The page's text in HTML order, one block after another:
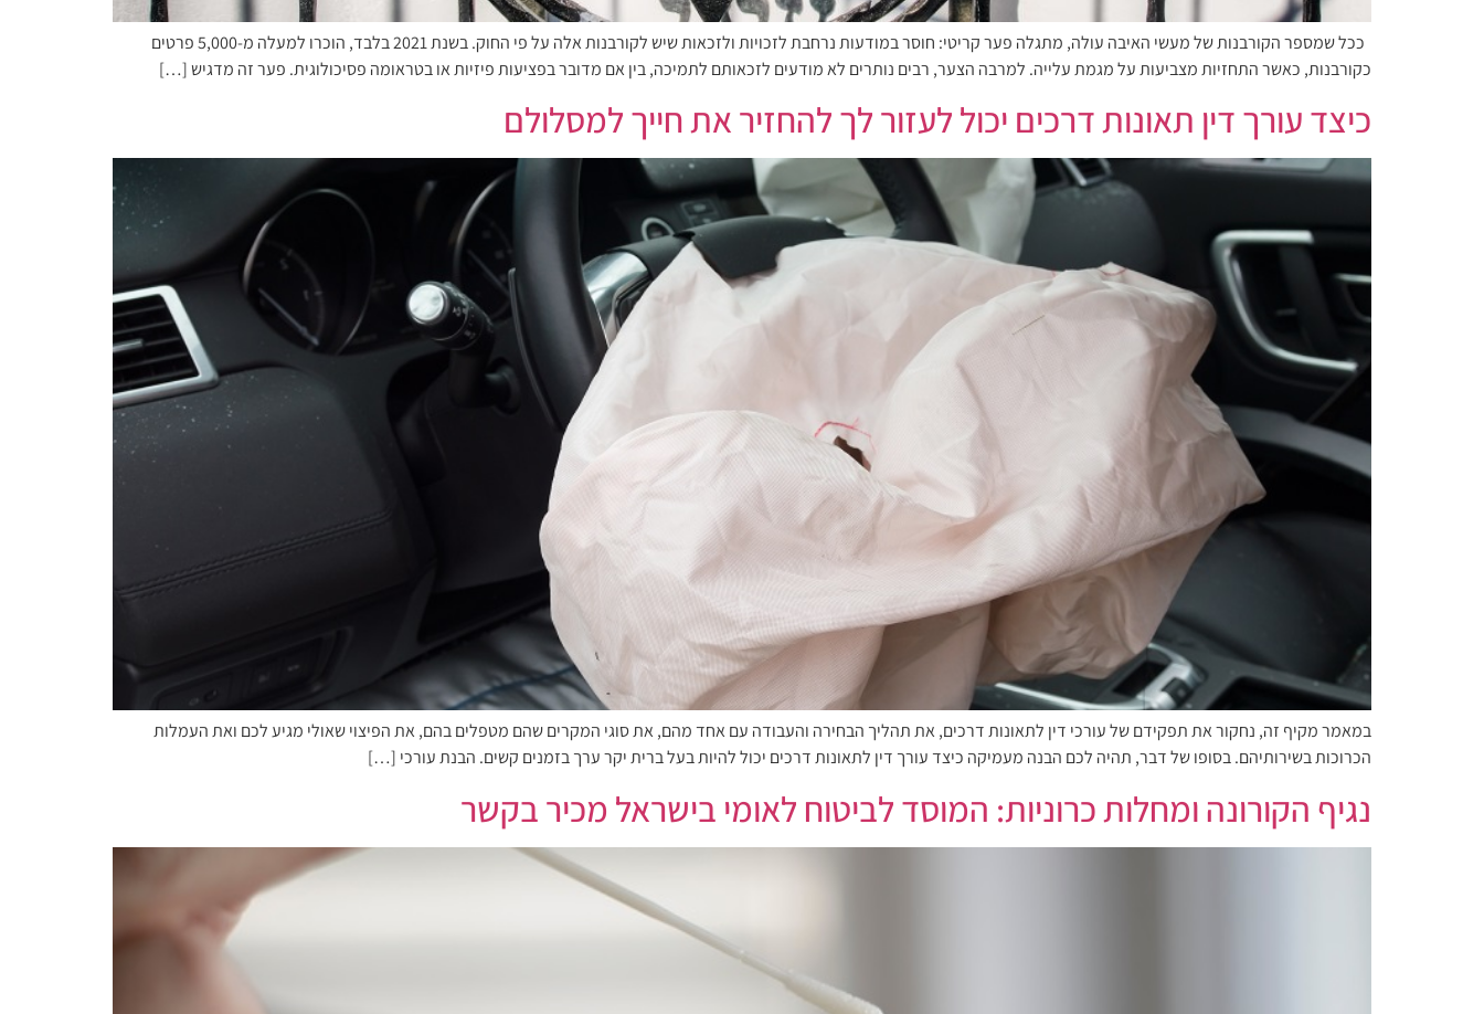
ככל שמספר הקורבנות של מעשי האיבה עולה, מתגלה פער קריטי: חוסר במודעות נרחבת לזכויות ולזכאות שיש לקורבנות אלה על פי החוק. בשנת 2021 בלבד, הוכרו למעלה מ-5,000 פרטים
כקורבנות, כאשר התחזיות מצביעות על מגמת עלייה. למרבה הצער, רבים נותרים לא מודעים לזכאותם לתמיכה, בין אם מדובר בפציעות פיזיות או בטראומה פסיכולוגית. פער זה מדגיש […]
כיצד עורך דין תאונות דרכים יכול לעזור לך להחזיר את חייך למסלולם
במאמר מקיף זה, נחקור את תפקידם של עורכי דין לתאונות דרכים, את תהליך הבחירה והעבודה עם אחד מהם, את סוגי המקרים שהם מטפלים בהם, את הפיצוי שאולי מגיע לכם ואת העמלות
הכרוכות בשירותיהם. בסופו של דבר, תהיה לכם הבנה מעמיקה כיצד עורך דין לתאונות דרכים יכול להיות בעל ברית יקר ערך בזמנים קשים. הבנת עורכי […]
נגיף הקורונה ומחלות כרוניות: המוסד לביטוח לאומי בישראל מכיר בקשר